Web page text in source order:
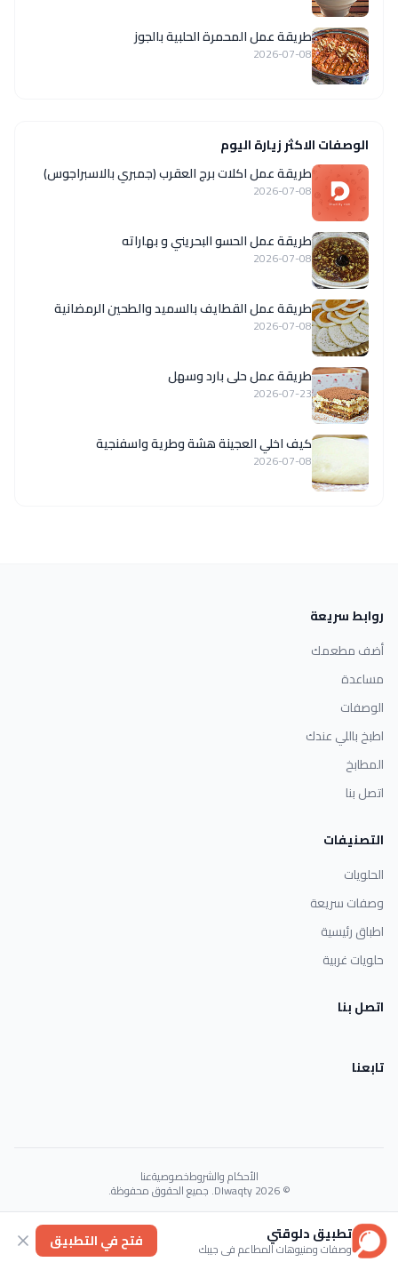
طريقة عمل المحمرة الحلبية بالجوز
2026-07-08
الوصفات الاكثر زيارة اليوم
طريقة عمل اكلات برج العقرب (جمبري بالاسبراجوس)
2026-07-08
طريقة عمل الحسو البحريني و بهاراته
2026-07-08
طريقة عمل القطايف بالسميد والطحين الرمضانية
2026-07-08
طريقة عمل حلى بارد وسهل
2026-07-23
كيف اخلي العجينة هشة وطرية واسفنجية
2026-07-08
روابط سريعة
أضف مطعمك
مساعدة
الوصفات
اطبخ باللي عندك
المطابخ
اتصل بنا
التصنيفات
الحلويات
وصفات سريعة
اطباق رئيسية
حلويات غربية
اتصل بنا
تابعنا
الأحكام والشروطخصوصيةعنا
© 2026 Dlwaqty. جميع الحقوق محفوظة.
Powered byGAIT
تطبيق دلوقتي
وصفات ومنيوهات المطاعم في جيبك فتح في التطبيق